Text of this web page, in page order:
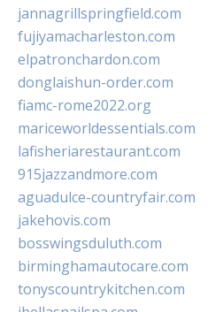
jannagrillspringfield.com
fujiyamacharleston.com
elpatronchardon.com
donglaishun-order.com
fiamc-rome2022.org
mariceworldessentials.com
lafisheriarestaurant.com
915jazzandmore.com
aguadulce-countryfair.com
jakehovis.com
bosswingsduluth.com
birminghamautocare.com
tonyscountrykitchen.com